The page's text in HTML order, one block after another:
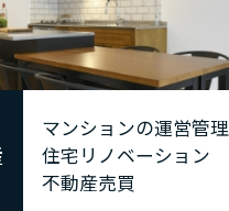
マンションの運営管理
住宅リノベーション
不動産売買